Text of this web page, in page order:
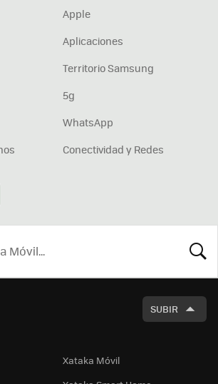
Apple
Aplicaciones
Territorio Samsung
5g
WhatsApp
Conectividad y Redes
SUBIR
Xataka Móvil